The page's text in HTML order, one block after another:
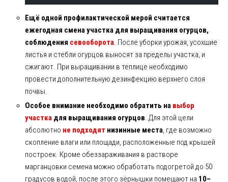
Ещё одной профилактической мерой считается
ежегодная смена участка для выращивания огурцов,
соблюдения севооборота. После уборки урожая, усохшие
листья и стебли огурцов выносят за пределы участка, и
сжигают. При выращивании в теплице необходимо
провести дополнительную дезинфекцию верхнего слоя
почвы.
Особое внимание необходимо обратить на выбор
участкадля выращивания огурцов. Для этой цели
абсолютно не подходят низинные места, где возможно
скопление влаги или площади, расположенные под крышей
построек. Кроме обеззараживания в растворе
марганцовки семена можно обработать подогретой до 50
градусов водой, после этого зёрнышки помещают на 10–